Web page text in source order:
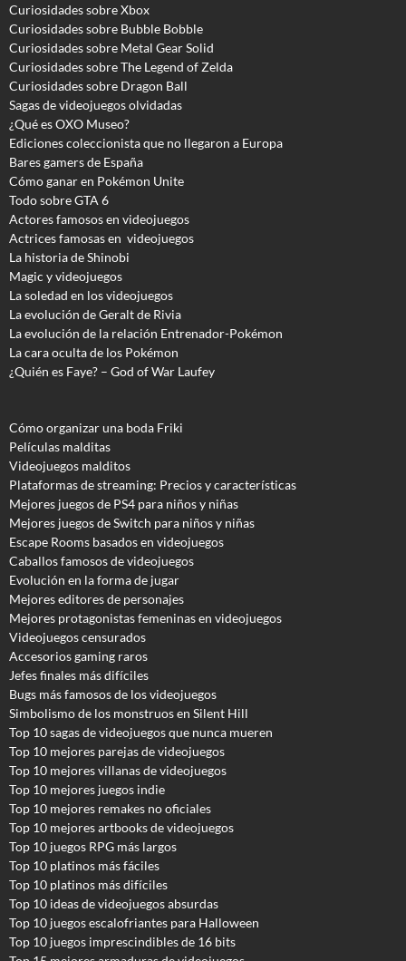
Curiosidades sobre Xbox
Curiosidades sobre Bubble Bobble
Curiosidades sobre Metal Gear Solid
Curiosidades sobre The Legend of Zelda
Curiosidades sobre Dragon Ball
Sagas de videojuegos olvidadas
¿Qué es OXO Museo?
Ediciones coleccionista que no llegaron a Europa
Bares gamers de España
Cómo ganar en Pokémon Unite
Todo sobre GTA 6
Actores famosos en videojuegos
Actrices famosas en videojuegos
La historia de Shinobi
Magic y videojuegos
La soledad en los videojuegos
La evolución de Geralt de Rivia
La evolución de la relación Entrenador-Pokémon
La cara oculta de los Pokémon
¿Quién es Faye? – God of War Laufey
Cómo organizar una boda Friki
Películas malditas
Videojuegos malditos
Plataformas de streaming: Precios y características
Mejores juegos de PS4 para niños y niñas
Mejores juegos de Switch para niños y niñas
Escape Rooms basados en videojuegos
Caballos famosos de videojuegos
Evolución en la forma de jugar
Mejores editores de personajes
Mejores protagonistas femeninas en videojuegos
Videojuegos censurados
Accesorios gaming raros
Jefes finales más difíciles
Bugs más famosos de los videojuegos
Simbolismo de los monstruos en Silent Hill
Top 10 sagas de videojuegos que nunca mueren
Top 10 mejores parejas de videojuegos
Top 10 mejores villanas de videojuegos
Top 10 mejores juegos indie
Top 10 mejores remakes no oficiales
Top 10 mejores artbooks de videojuegos
Top 10 juegos RPG más largos
Top 10 platinos más fáciles
Top 10 platinos más difíciles
Top 10 ideas de videojuegos absurdas
Top 10 juegos escalofriantes para Halloween
Top 10 juegos imprescindibles de 16 bits